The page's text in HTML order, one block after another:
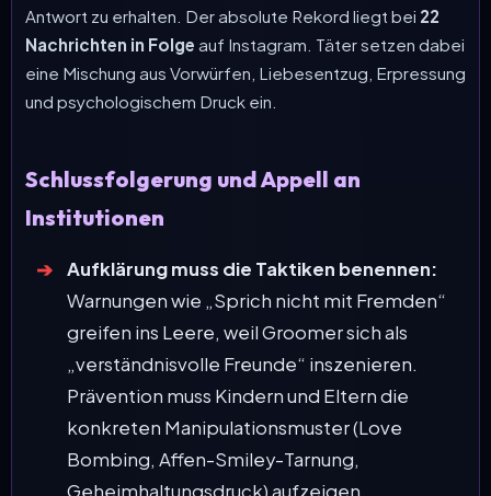
Antwort zu erhalten. Der absolute Rekord liegt bei 22
Nachrichten in Folge auf Instagram. Täter setzen dabei
eine Mischung aus Vorwürfen, Liebesentzug, Erpressung
und psychologischem Druck ein.
Schlussfolgerung und Appell an
Institutionen
Aufklärung muss die Taktiken benennen:
Warnungen wie „Sprich nicht mit Fremden“
greifen ins Leere, weil Groomer sich als
„verständnisvolle Freunde“ inszenieren.
Prävention muss Kindern und Eltern die
konkreten Manipulationsmuster (Love
Bombing, Affen-Smiley-Tarnung,
Geheimhaltungsdruck) aufzeigen.